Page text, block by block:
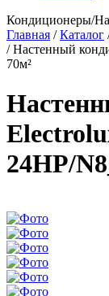
Кондиционеры/
Главная /Каталог
/Настенный
70м²
24HP/